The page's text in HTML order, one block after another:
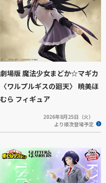
劇場版 魔法少女まどか☆マギカ
〈ワルプルギスの廻天〉 暁美ほ
むら フィギュア
2026年8月25日（火）
より順次登場予定